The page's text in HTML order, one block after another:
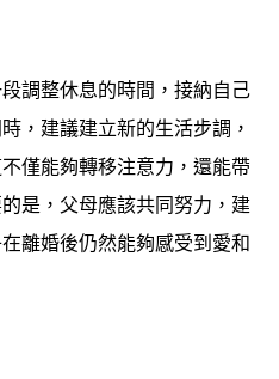
調整休息的時間，接納自己
，建議建立新的生活步調，
僅能夠轉移注意力，還能帶
是，父母應該共同努力，建
離婚後仍然能夠感受到愛和